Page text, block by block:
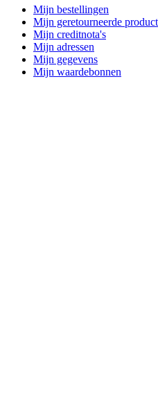
Mijn bestellingen
Mijn geretourneerde
Mijn creditnota's
Mijn adressen
Mijn gegevens
Mijn waardebonnen